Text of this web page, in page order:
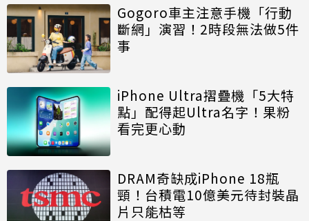
Gogoro車主注意手機「行動
斷網」演習！2時段無法做5件
事
iPhone Ultra摺疊機「5大特
點」配得起Ultra名字！果粉
看完更心動
DRAM奇缺成iPhone 18瓶
頸！台積電10億美元待封裝晶
片只能枯等